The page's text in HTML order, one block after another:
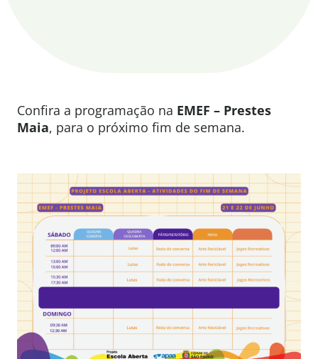
Confira a programação na EMEF – Prestes
Maia, para o próximo fim de semana.